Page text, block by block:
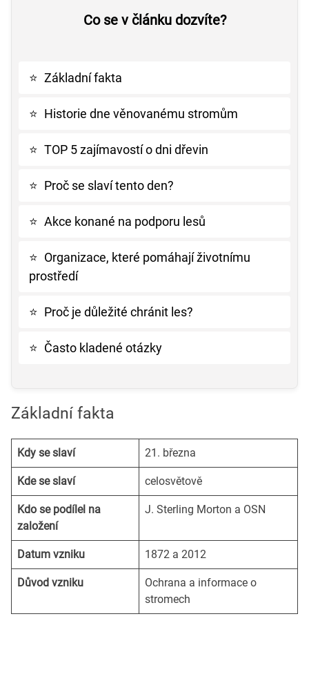
Co se v článku dozvíte?
⭐ Základní fakta
⭐ Historie dne věnovanému stromům
⭐ TOP 5 zajímavostí o dni dřevin
⭐ Proč se slaví tento den?
⭐ Akce konané na podporu lesů
⭐ Organizace, které pomáhají životnímu
prostředí
⭐ Proč je důležité chránit les?
⭐ Často kladené otázky
Základní fakta
Kdy se slaví 21. března
Kde se slaví celosvětově
Kdo se podílel na
založení
J. Sterling Morton a OSN
Datum vzniku 1872 a 2012
Důvod vzniku
Ochrana a informace o
stromech